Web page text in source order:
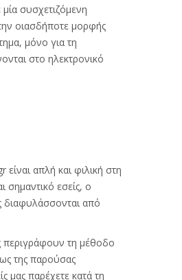
συσχετιζόμενη
οιασδήποτε μορφής
μόνο για τη
στο ηλεκτρονικό
απλή και φιλική στη
σημαντικό εσείς, ο
διαφυλάσσονται από
περιγράφουν τη μέθοδο
της παρούσας
μας παρέχετε κατά τη